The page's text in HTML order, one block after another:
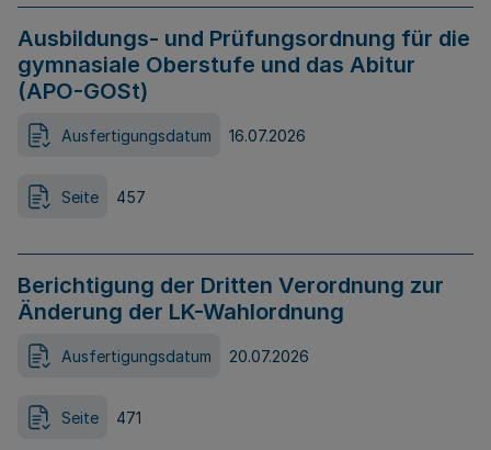
Ausbildungs- und Prüfungsordnung für die
gymnasiale Oberstufe und das Abitur
(APO-GOSt)
Ausfertigungsdatum 16.07.2026
Seite 457
Berichtigung der Dritten Verordnung zur
Änderung der LK-Wahlordnung
Ausfertigungsdatum 20.07.2026
Seite 471